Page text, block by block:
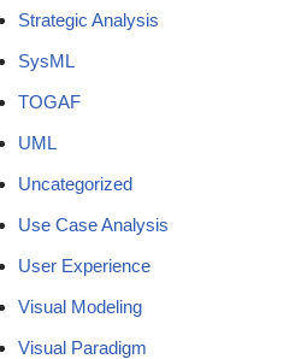
Strategic Analysis
SysML
TOGAF
UML
Uncategorized
Use Case Analysis
User Experience
Visual Modeling
Visual Paradigm